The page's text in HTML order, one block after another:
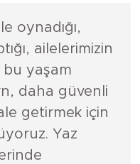
oynadığı,
ailelerimizin
bu yaşam
daha güvenli
getirmek için
Yaz